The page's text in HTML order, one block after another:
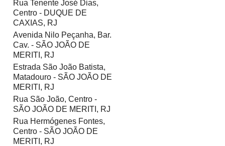
Rua Tenente José Dias,
Centro - DUQUE DE
CAXIAS, RJ
Avenida Nilo Peçanha, Bar.
Cav. - SÃO JOÃO DE
MERITI, RJ
Estrada São João Batista,
Matadouro - SÃO JOÃO DE
MERITI, RJ
Rua São João, Centro -
SÃO JOÃO DE MERITI, RJ
Rua Hermógenes Fontes,
Centro - SÃO JOÃO DE
MERITI, RJ